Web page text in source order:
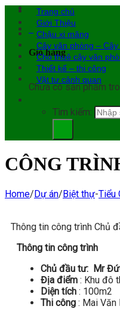
Giỏ hàng
Chưa có sản phẩm
Trang chủ
Giới Thiệu
Chậu xi măng
Cây văn phòng –
Cho thuê cây văn
Thiết kế – thi công
Vật tư cảnh quan
Tìm kiếm:
CÔNG
Home/Dự án/Biệt thự-Tiểu
Thông tin công trình Chủ
Thông tin công trình
Chủ đầu tư: Mr
Địa điểm : Khu đô
Diện tích : 100m2
Thi công : Mai Văn